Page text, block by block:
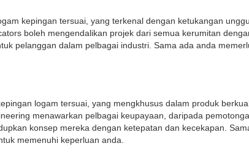
kepingan tersuai, yang terkenal dengan ketukangan
boleh mengendalikan projek dari semua kerumitan
pelanggan dalam pelbagai industri. Sama ada anda
logam tersuai, yang mengkhusus dalam produk
menawarkan pelbagai keupayaan, daripada
konsep mereka dengan ketepatan dan kecekapan.
memenuhi keperluan anda.